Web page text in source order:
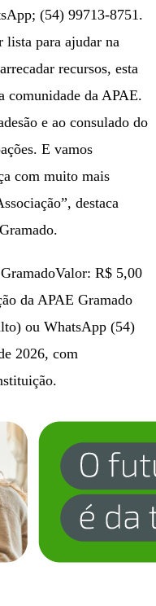
(54) 99713-8751.
lista para ajudar na
recursos, esta
comunidade da APAE.
e ao consulado do
E vamos
com muito mais
destaca
R$ 5,00
da APAE Gramado
ou WhatsApp (54)
2026, com